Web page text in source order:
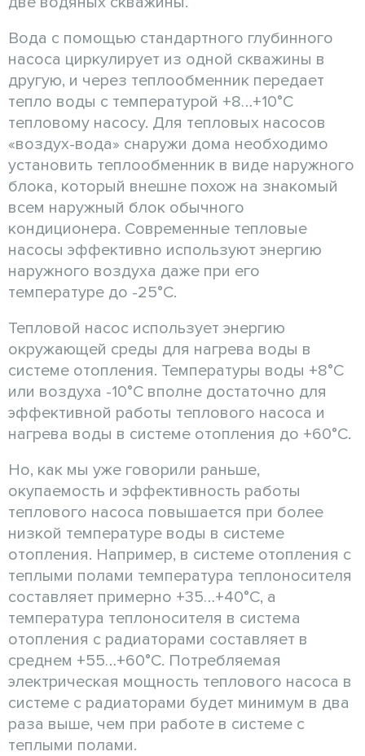
Вода с помощью стандартного глубинного
насоса циркулирует из одной скважины в
другую, и через теплообменник передает
тепло воды с температурой +8…+10°С
тепловому насосу. Для тепловых насосов
«воздух-вода» снаружи дома необходимо
установить теплообменник в виде наружного
блока, который внешне похож на знакомый
всем наружный блок обычного
кондиционера. Современные тепловые
насосы эффективно используют энергию
наружного воздуха даже при его
температуре до -25°С.
Тепловой насос использует энергию
окружающей среды для нагрева воды в
системе отопления. Температуры воды +8°С
или воздуха -10°С вполне достаточно для
эффективной работы теплового насоса и
нагрева воды в системе отопления до +60°С.
Но, как мы уже говорили раньше,
окупаемость и эффективность работы
теплового насоса повышается при более
низкой температуре воды в системе
отопления. Например, в системе отопления с
теплыми полами температура теплоносителя
составляет примерно +35…+40°С, а
температура теплоносителя в система
отопления с радиаторами составляет в
среднем +55…+60°С. Потребляемая
электрическая мощность теплового насоса в
системе с радиаторами будет минимум в два
раза выше, чем при работе в системе с
теплыми полами.